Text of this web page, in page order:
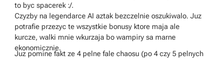
to byc spacerek :/.
Czyzby na legendarce AI aztak bezczelnie oszukiwalo. Juz
potrafie przezyc te wszystkie bonusy ktore maja ale
kurcze, walki mnie wkurzaja bo wampiry sa marne
ekonomicznie.
Juz pomine fakt ze 4 pelne fale chaosu (po 4 czy 5 pelnych